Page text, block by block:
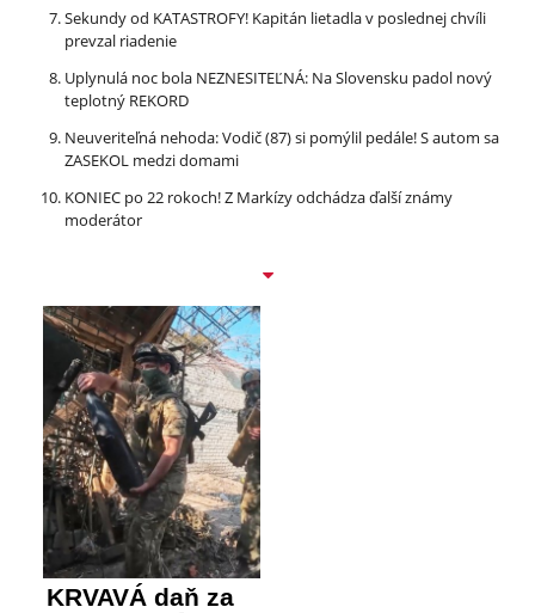
Sekundy od KATASTROFY! Kapitán lietadla v poslednej chvíli
prevzal riadenie
Uplynulá noc bola NEZNESITEĽNÁ: Na Slovensku padol nový
teplotný REKORD
Neuveriteľná nehoda: Vodič (87) si pomýlil pedále! S autom sa
ZASEKOL medzi domami
KONIEC po 22 rokoch! Z Markízy odchádza ďalší známy
moderátor
KRVAVÁ daň za